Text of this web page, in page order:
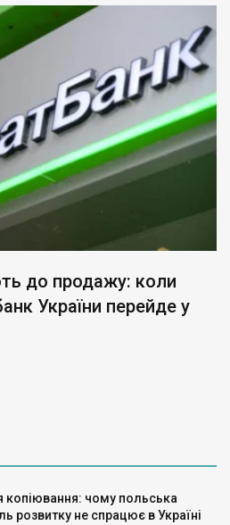
до продажу: коли
України перейде у
копіювання: чому польська
розвитку не спрацює в Україні